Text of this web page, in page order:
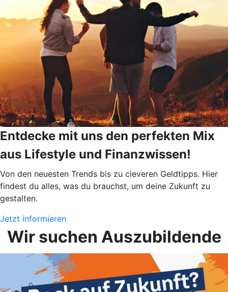
Entdecke mit uns den perfekten Mix
aus Lifestyle und Finanzwissen!
Von den neuesten Trends bis zu cleveren Geldtipps. Hier
findest du alles, was du brauchst, um deine Zukunft zu
gestalten.
Jetzt informieren
Wir suchen Auszubildende